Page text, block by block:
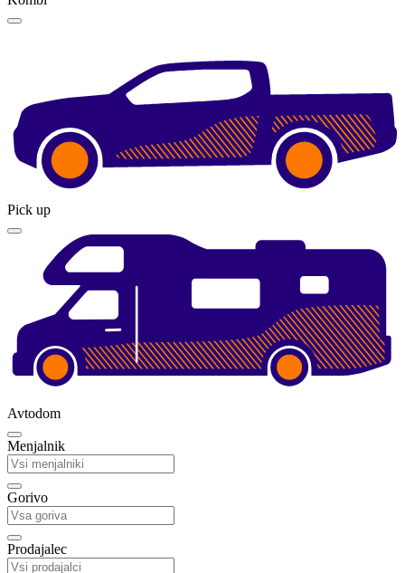
Pick up
Avtodom
Menjalnik
Gorivo
Prodajalec